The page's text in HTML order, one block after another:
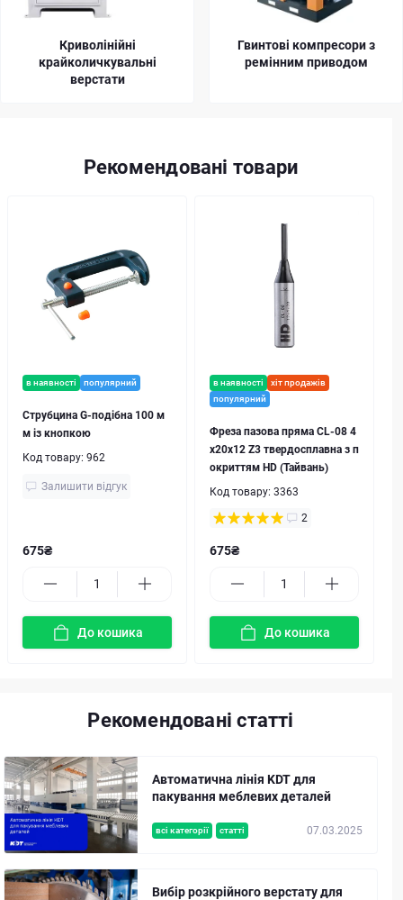
Криволінійні
крайколичкувальні
верстати
Гвинтові компресори з
ремінним приводом
Рекомендовані товари
в наявності популярний
Струбцина G-подібна 100 м
м із кнопкою
Код товару: 962
Залишити відгук
675₴
До кошика
в наявності
хіт продажів
популярний
Фреза пазова пряма CL-08 4
х20х12 Z3 твердосплавна з п
окриттям HD (Тайвань)
Код товару: 3363
2
675₴
До кошика
Рекомендовані статті
всі категорії статті 07.03.2025
Автоматична лінія KDT для
пакування меблевих деталей
Вибір розкрійного верстату для